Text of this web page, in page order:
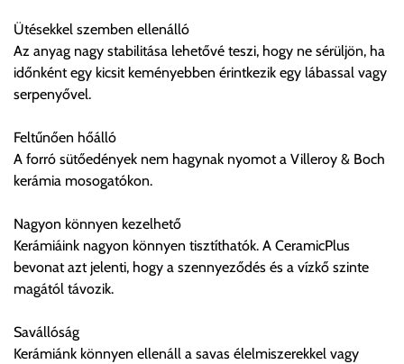
számának, személyigazolvány számának, a vásárolt áru
megnevezésének kódokkal, valamint a meghatalmazott
nevének és személyigazolvány számának végül mindkettőjük
aláírása.
személyigazolvánnyal nem rendelkező személy nem veheti
át.
A készülék meghatalmazott általi átvételét még a kiszállítás
Amennyiben bármely oknál fogva a készülék átadása
meghiúsul az újabb kiszállítási díjat is meg kell fizetni!
viszontláthatjuk!
Ütésekkel szemben ellenálló
Az anyag nagy stabilitása lehetővé teszi, hogy ne sérüljön, ha
időnként egy kicsit keményebben érintkezik egy lábassal vagy
serpenyővel.
Feltűnően hőálló
A forró sütőedények nem hagynak nyomot a Villeroy & Boch
kerámia mosogatókon.
Nagyon könnyen kezelhető
Kerámiáink nagyon könnyen tisztíthatók. A CeramicPlus
bevonat azt jelenti, hogy a szennyeződés és a vízkő szinte
magától távozik.
Savállóság
Kerámiánk könnyen ellenáll a savas élelmiszerekkel vagy